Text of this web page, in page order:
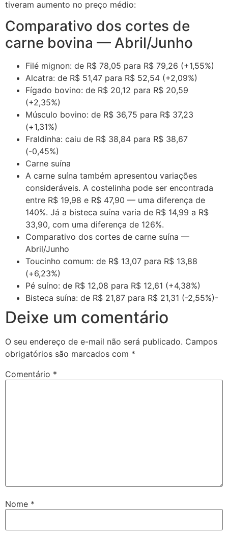
tiveram aumento no preço médio:
Comparativo dos cortes de
carne bovina — Abril/Junho
Filé mignon: de R$ 78,05 para R$ 79,26 (+1,55%)
Alcatra: de R$ 51,47 para R$ 52,54 (+2,09%)
Fígado bovino: de R$ 20,12 para R$ 20,59
(+2,35%)
Músculo bovino: de R$ 36,75 para R$ 37,23
(+1,31%)
Fraldinha: caiu de R$ 38,84 para R$ 38,67
(-0,45%)
Carne suína
A carne suína também apresentou variações
consideráveis. A costelinha pode ser encontrada
entre R$ 19,98 e R$ 47,90 — uma diferença de
140%. Já a bisteca suína varia de R$ 14,99 a R$
33,90, com uma diferença de 126%.
Comparativo dos cortes de carne suína —
Abril/Junho
Toucinho comum: de R$ 13,07 para R$ 13,88
(+6,23%)
Pé suíno: de R$ 12,08 para R$ 12,61 (+4,38%)
Bisteca suína: de R$ 21,87 para R$ 21,31 (-2,55%)-
Deixe um comentário
O seu endereço de e-mail não será publicado. Campos
obrigatórios são marcados com *
Comentário *
Nome *